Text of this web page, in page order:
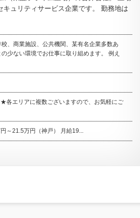
ュリティサービス企業です。 勤務地は
、商業施設、公共機関、某有名企業多数あ
少ない環境でお仕事に取り組めます。 例え
各エリアに複数ございますので、お気軽にご
～21.5万円（神戸） 月給19...